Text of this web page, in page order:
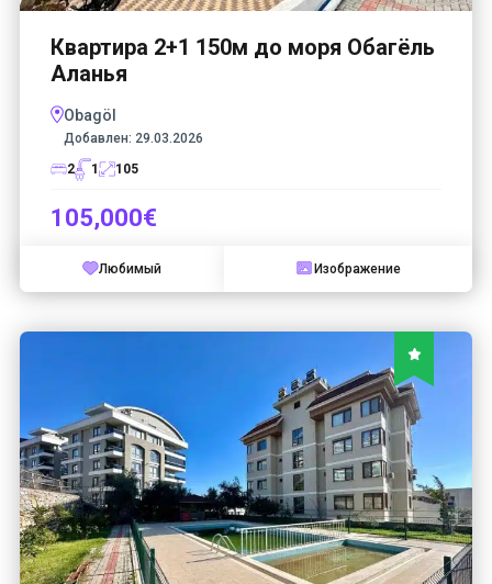
Квартира 2+1 150м до моря Обагёль
Аланья
Obagöl
Добавлен: 29.03.2026
2
1 105
105,000€
Любимый Изображение